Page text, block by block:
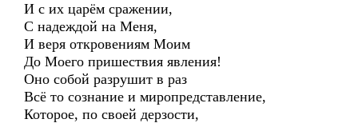
И с их царём сражении,
С надеждой на Меня,
И веря откровениям Моим
До Моего пришествия явления!
Оно собой разрушит в раз
Всё то сознание и миропредставление,
Которое, по своей дерзости,